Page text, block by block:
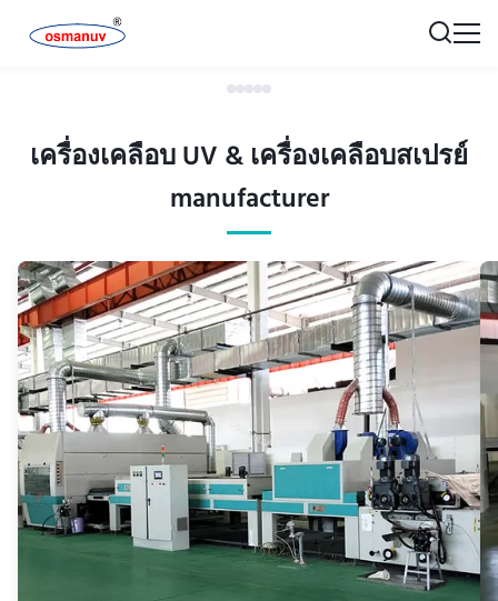
เครื่องเคลือบ UV & เครื่องเคลือบสเปรย์
manufacturer